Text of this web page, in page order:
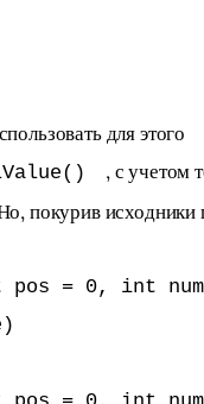
для этого
, с учетом
покурив
pos = 0, int